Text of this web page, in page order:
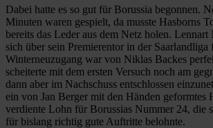
Dabei hatte es so gut für Borussia begonnen.
Minuten waren gespielt, da musste Hasborns
bereits das Leder aus dem Netz holen.
sich über sein Premierentor in der Saarlandliga
Winterneuzugang war von Niklas Backes
scheiterte mit dem ersten Versuch noch am
dann aber im Nachschuss entschlossen
ein von Jan Berger mit den Händen geformtes
verdiente Lohn für Borussias Nummer 24, die
für bislang richtig gute Auftritte belohnte.